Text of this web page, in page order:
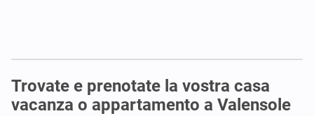
Trovate e prenotate la vostra casa
vacanza o appartamento a Valensole